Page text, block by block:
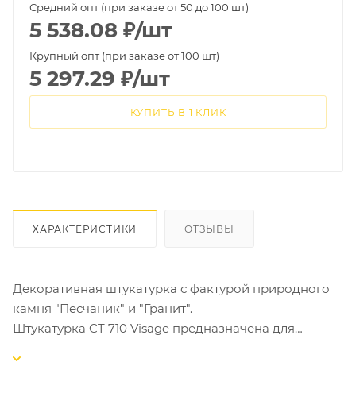
Средний опт (при заказе от 50 до 100 шт)
5 538.08 ₽/шт
Крупный опт (при заказе от 100 шт)
5 297.29 ₽/шт
КУПИТЬ В 1 КЛИК
ХАРАКТЕРИСТИКИ ОТЗЫВЫ
Декоративная штукатурка с фактурой природного
камня "Песчаник" и "Гранит".
Штукатурка CT 710 Visage предназначена для